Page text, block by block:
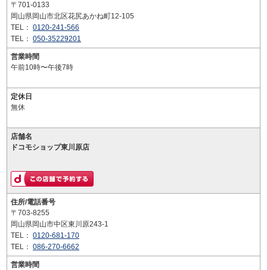
〒701-0133
岡山県岡山市北区花尻あかね町12-105
TEL： 0120-241-566
TEL： 050-35229201
営業時間
午前10時〜午後7時
定休日
無休
店舗名
ドコモショップ東川原店
住所/電話番号
〒703-8255
岡山県岡山市中区東川原243-1
TEL： 0120-681-170
TEL： 086-270-6662
営業時間